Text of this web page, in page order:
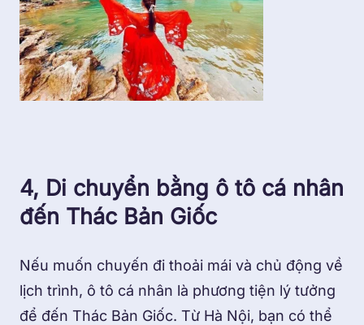
4, Di chuyển bằng ô tô cá nhân
đến Thác Bản Giốc
Nếu muốn chuyến đi thoải mái và chủ động về
lịch trình, ô tô cá nhân là phương tiện lý tưởng
để đến Thác Bản Giốc. Từ Hà Nội, bạn có thể